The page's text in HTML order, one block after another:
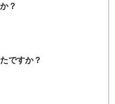
？
ですか？